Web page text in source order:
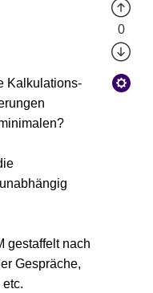
Kalkulations-
gestaffelt nach
Gespräche,
0